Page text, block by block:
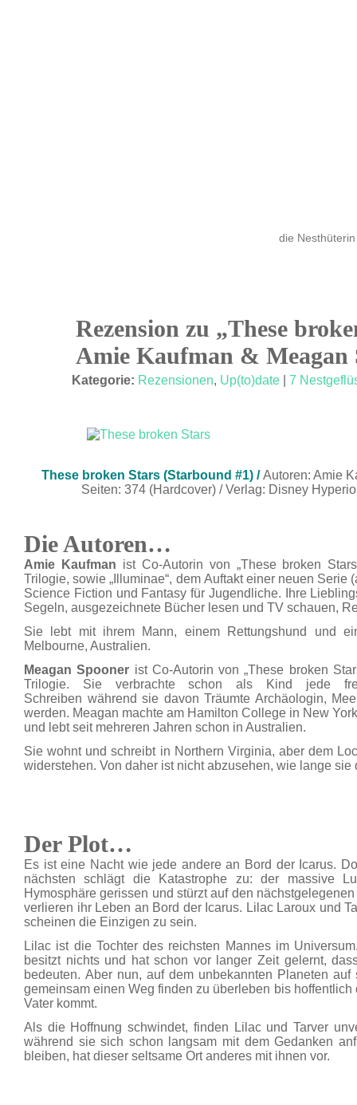
die Nesthüterin
Rezension zu „These
Amie Kaufman & Meagan
Kategorie: Rezensionen, Up(to)date 7
These broken Stars (Starbound #1) /Autoren: Amie
Seiten: 374 (Hardcover) / Verlag: Disney
Die Autoren…
Amie Kaufman ist Co-Autorin von „These broken
Trilogie, sowie „Illuminae“, dem Auftakt einer neuen Serie
Science Fiction und Fantasy für Jugendliche. Ihre
Segeln, ausgezeichnete Bücher lesen und TV schauen,
Sie lebt mit ihrem Mann, einem Rettungshund und
Melbourne, Australien.
Meagan Spooner ist Co-Autorin von „These broken
Trilogie. Sie verbrachte schon als Kind jede
Schreiben während sie davon Träumte Archäologin,
werden. Meagan machte am Hamilton College in New
und lebt seit mehreren Jahren schon in Australien.
Sie wohnt und schreibt in Northern Virginia, aber dem
widerstehen. Von daher ist nicht abzusehen, wie lange sie
Der Plot…
Es ist eine Nacht wie jede andere an Bord der Icarus.
nächsten schlägt die Katastrophe zu: der massive
Hymosphäre gerissen und stürzt auf den
verlieren ihr Leben an Bord der Icarus. Lilac Laroux und
scheinen die Einzigen zu sein.
Lilac ist die Tochter des reichsten Mannes im
besitzt nichts und hat schon vor langer Zeit gelernt,
bedeuten. Aber nun, auf dem unbekannten Planeten
gemeinsam einen Weg finden zu überleben bis
Vater kommt.
Als die Hoffnung schwindet, finden Lilac und Tarver
während sie sich schon langsam mit dem Gedanken
bleiben, hat dieser seltsame Ort anderes mit ihnen vor.